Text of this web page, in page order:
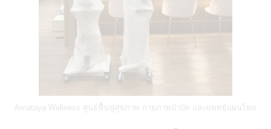
Amataya Wellness ศูนย์ฟื้นฟูสุขภาพ กายภาพบำบัด และแพทย์แผนไทย